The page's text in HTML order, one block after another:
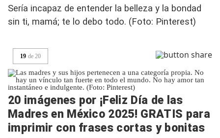
Sería incapaz de entender la belleza y la bondad
sin ti, mamá; te lo debo todo. (Foto: Pinterest)
19 de 20
20 imágenes por ¡Feliz Día de las
Madres en México 2025! GRATIS para
imprimir con frases cortas y bonitas